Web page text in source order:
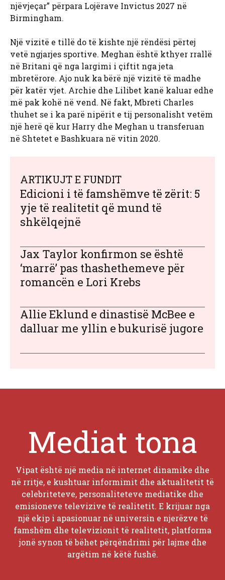
njëvjeçar” përpara Lojërave Invictus 2027 në
Birmingham.
Një vizitë e tillë do të kishte një rëndësi përtej
vetë ngjarjes sportive. Meghan është kthyer rrallë
në Britani që nga largimi i çiftit nga jeta
mbretërore. Ajo nuk ka bërë një vizitë të madhe
për katër vjet. Archie dhe Lilibet kanë kaluar edhe
më pak kohë në vend. Në fakt, Mbreti Charles
thuhet se i ka parë nipërit e tij personalisht vetëm
një herë që kur Harry dhe Meghan u transferuan
në Shtetet e Bashkuara në vitin 2020.
ARTIKUJT E FUNDIT
Edicioni i të famshëmve të zërit: 5
yje të realitetit që mund të
shkëlqejnë
Jax Taylor konfirmon se është
‘marrë’ pas thashethemeve për
romancën e Lori Krebs
Allie Eklund e dinastisë McBee e
dalluar me yllin e bukurisë jugore
Mediat tona
Vipat është një media në internet dinamike dhe
në rritje, e kushtuar informimit dhe aktualitetit të
celebriteteve, personaliteteve mediatike dhe
emisioneve televizive të realitetit. E krijuar nga
një ekip i apasionuar në universin e njerëzve të
famshëm dhe televizionit të realitetit, platforma
jonë synon të bëhet përqëndrimi për lajme dhe
argëtim në këtë fushë.